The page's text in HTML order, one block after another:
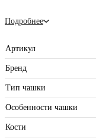
Подробнее
Артикул
Бренд
Тип чашки
Особенности чашки
Кости